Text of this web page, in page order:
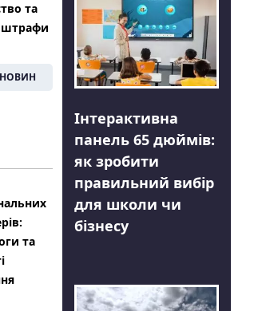
та
штрафи
та
Інтерактивна
панель 65 дюймів:
як зробити
правильний вибір
для школи чи
бізнесу